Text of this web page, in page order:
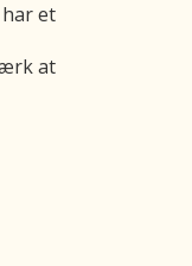
et
at